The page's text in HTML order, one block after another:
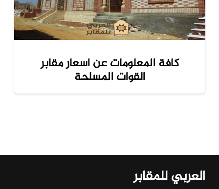
كافة المعلومات عن اسعار مقابر
القوات المسلحة
العربي للمقابر